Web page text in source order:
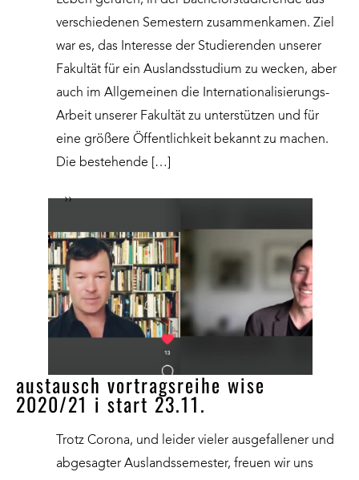
verschiedenen Semestern zusammenkamen. Ziel
war es, das Interesse der Studierenden unserer
Fakultät für ein Auslandsstudium zu wecken, aber
auch im Allgemeinen die Internationalisierungs-
Arbeit unserer Fakultät zu unterstützen und für
eine größere Öffentlichkeit bekannt zu machen.
Die bestehende […]
››
austausch vortragsreihe wise
2020/21 i start 23.11.
Trotz Corona, und leider vieler ausgefallener und
abgesagter Auslandssemester, freuen wir uns